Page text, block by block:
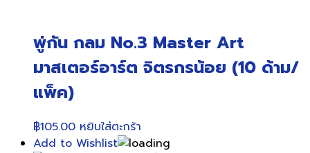
พู่กัน กลม No.3 Master Art
มาสเตอร์อาร์ต จิตรกรน้อย (10 ด้าม/
แพ็ค)
฿105.00 หยิบใส่ตะกร้า
Add to Wishlist